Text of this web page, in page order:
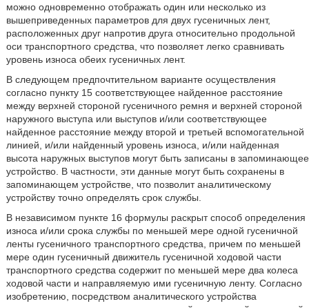
можно одновременно отображать один или несколько из
вышеприведенных параметров для двух гусеничных лент,
расположенных друг напротив друга относительно продольной
оси транспортного средства, что позволяет легко сравнивать
уровень износа обеих гусеничных лент.
В следующем предпочтительном варианте осуществления
согласно пункту 15 соответствующее найденное расстояние
между верхней стороной гусеничного ремня и верхней стороной
наружного выступа или выступов и/или соответствующее
найденное расстояние между второй и третьей вспомогательной
линией, и/или найденный уровень износа, и/или найденная
высота наружных выступов могут быть записаны в запоминающее
устройство. В частности, эти данные могут быть сохранены в
запоминающем устройстве, что позволит аналитическому
устройству точно определять срок службы.
В независимом пункте 16 формулы раскрыт способ определения
износа и/или срока службы по меньшей мере одной гусеничной
ленты гусеничного транспортного средства, причем по меньшей
мере один гусеничный движитель гусеничной ходовой части
транспортного средства содержит по меньшей мере два колеса
ходовой части и направляемую ими гусеничную ленту. Согласно
изобретению, посредством аналитического устройства